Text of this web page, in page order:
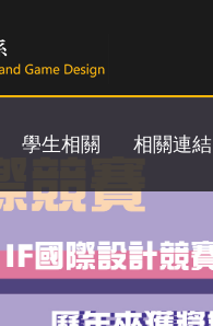
學生相關 相關連結